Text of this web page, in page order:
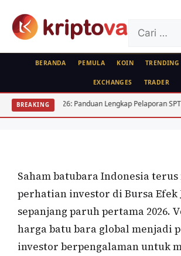
untuk:
BERANDA PEMULA KOIN TRENDING
EXCHANGES TRADER
BREAKING
Panduan Lengkap Pelaporan SPT 15
Strategi Average Down
Panduan Praktis di BEJ
Saham batubara Indonesia
perhatian investor di Bursa Efek
sepanjang paruh pertama 2026.
harga batu bara global menjadi
investor berpengalaman untuk